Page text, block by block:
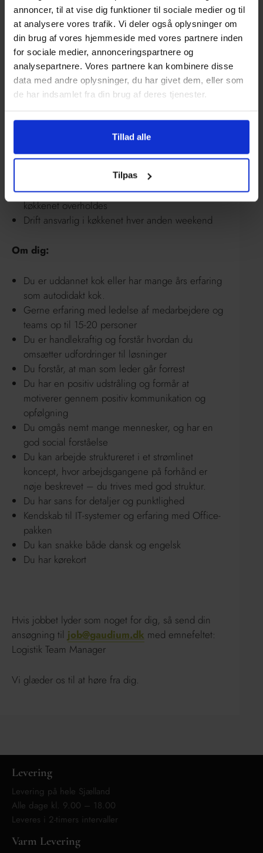
annoncer, til at vise dig funktioner til sociale medier og til
at analysere vores trafik. Vi deler også oplysninger om
din brug af vores hjemmeside med vores partnere inden
for sociale medier, annonceringspartnere og
analysepartnere. Vores partnere kan kombinere disse
data med andre oplysninger, du har givet dem, eller som
de har indsamlet fra din brug af deres tjenester.
Tillad alle
Tilpas
ansættelsesvilkår. Du referer direkte til vores
ledelse.
Dine opgaver:
Ansvarlig for kvalitetssikring af vores mad
Oplæring af nye medarbejdere i køkkenet
Ansvarlig for produktionen i køkkenet er klar til
tiden og i rette mængder
Ansvarlig for at vores køkkenpersonale trives i
hverdagen og får korrekt træning
Ansvar for at alle opskrifter og procedurer i
køkkenet overholdes
Drift ansvarlig i køkkenet hver anden weekend
Om dig:
Du er uddannet kok eller har mange års erfaring
som autodidakt kok.
Gerne erfaring med ledelse af medarbejdere og
teams op til 15-20 personer
Du er handlekraftig og forstår hvordan du
omsætter udfordringer til løsninger
Du forstår, at man som leder går forrest
Du har en positiv udstråling og formår at
motiverer gennem positiv kommunikation og
opfølgning
Du omgås nemt mange mennesker, og har en
god social forståelse
Du kan arbejde struktureret i et strømlinet
koncept, hvor arbejdsgangene på forhånd er
nøje beskrevet – du trives med god struktur.
Du har sans for detaljer og punktlighed
Kendskab til IT-systemer og erfaring med Office-
pakken
Du kan snakke både dansk og engelsk
Du har kørekort
Hvis jobbet lyder som noget for dig, så send din
ansøgning til job@gaudium.dk med emnefeltet:
Logistik Team Manager
Vi glæder os til at høre fra dig.
Levering
Levering på hele Sjælland
Alle dage kl. 9.00 – 18.00
Leveres i 2-timers intervaller
Varm Levering